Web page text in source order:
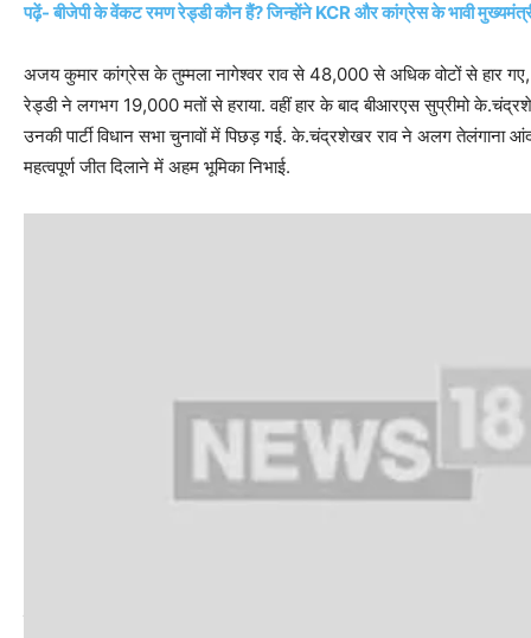
पढ़ें- बीजेपी के वेंकट रमण रेड्डी कौन हैं? जिन्होंने KCR और कांग्रेस के भावी मुख्यमंत्री
अजय कुमार कांग्रेस के तुम्मला नागेश्वर राव से 48,000 से अधिक वोटों से हार
रेड्डी ने लगभग 19,000 मतों से हराया. वहीं हार के बाद बीआरएस सुप्रीमो
उनकी पार्टी विधान सभा चुनावों में पिछड़ गई. के.चंद्रशेखर राव ने अलग तेलंगाना
महत्वपूर्ण जीत दिलाने में अहम भूमिका निभाई.